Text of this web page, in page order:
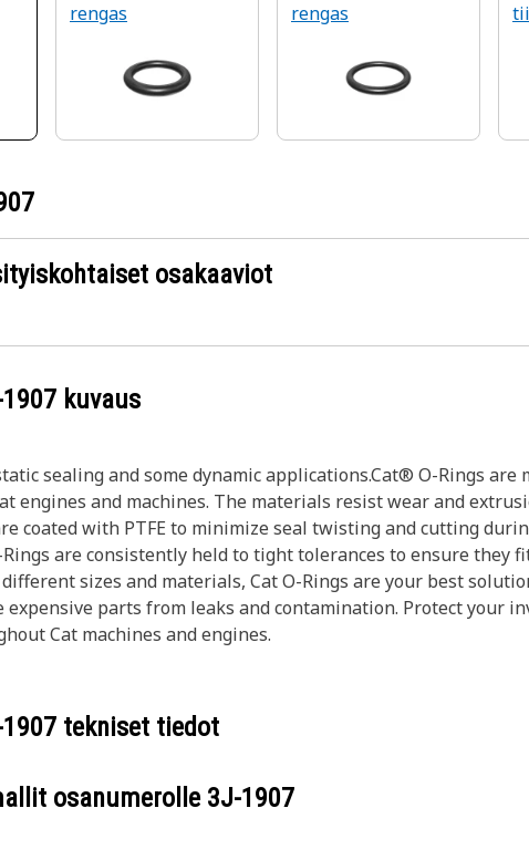
rengas
rengas
osakaaviot
kuvaus
sealing and some dynamic applications.Cat® O-Rings
engines and machines. The materials resist wear and
coated with PTFE to minimize seal twisting and cutting
are consistently held to tight tolerances to ensure they
sizes and materials, Cat O-Rings are your best
expensive parts from leaks and contamination. Protect your
Cat machines and engines.
tekniset tiedot
osanumerolle 3J-1907